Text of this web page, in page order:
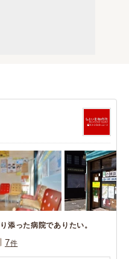
添った病院でありたい。
7件